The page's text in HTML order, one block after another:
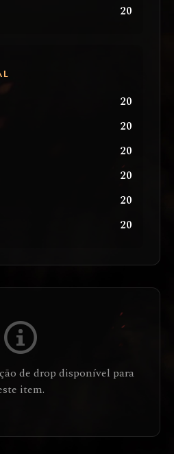
20
20
20
20
20
20
20
de drop disponível para
item.